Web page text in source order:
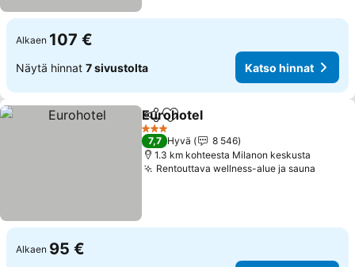
Alkaen 107 €
Näytä hinnat 7 sivustolta Katso hinnat
Jaa Lisää suosikkeihin
Eurohotel
3 Tähtiluokitus
7,7 Hyvä
8 546
1.3 km kohteesta Milanon keskusta
Rentouttava wellness-alue ja sauna
Alkaen 95 €